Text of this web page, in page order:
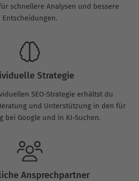
schnellere Analysen und bessere
Entscheidungen.
Strategie
SEO-Strategie erhältst du
und Unterstützung in den für
bei Google und in KI-Suchen.
Ansprechpartner